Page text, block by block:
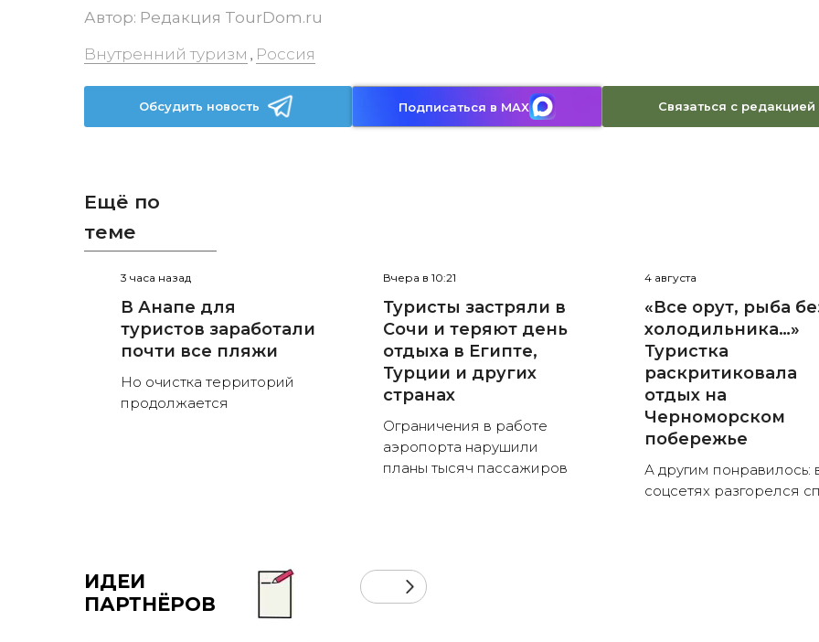
Автор: Редакция TourDom.ru
Внутренний туризм , Россия
Обсудить новость Подписаться в MAX Связаться с редакцией
Ещё по
теме
3 часа назад
В Анапе для
туристов заработали
почти все пляжи
Но очистка территорий
продолжается
Вчера в 10:21
Туристы застряли в
Сочи и теряют день
отдыха в Египте,
Турции и других
странах
Ограничения в работе
аэропорта нарушили
планы тысяч пассажиров
4 августа
«Все орут, рыба
холодильника…»
Туристка
раскритиковала
отдых на
Черноморском
побережье
А другим понравилось:
соцсетях разгорелся
ИДЕИ
ПАРТНЁРОВ